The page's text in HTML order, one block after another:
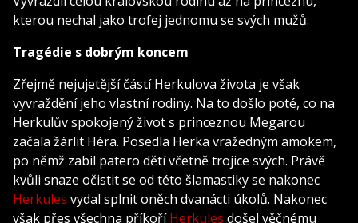
kterou nechal jako trofej jednomu se svých mužů.
Tragédie s dobrým koncem
Zřejmě nejujetější částí Herkulova života je však
vyvraždění jeho vlastní rodiny. Na to došlo poté, co na
Herkulův spokojený život s princeznou Megarou
začala žárlit Héra. Posedla Herka vražedným amokem,
po němž zabil patero dětí včetně trojice svých. Právě
kvůli snaze očistit se od této šlamastiky se nakonec
Herkules vydal splnit oněch dvanácti úkolů. Nakonec
však přes všechna příkoříHerkules došel věčnému